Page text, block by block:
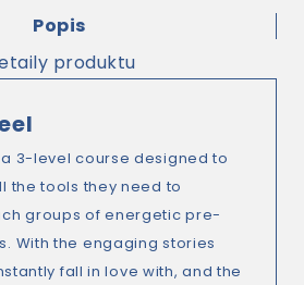
Popis
produktu
a 3-level course designed to
the tools they need to
groups of energetic pre-
With the engaging stories
fall in love with, and the